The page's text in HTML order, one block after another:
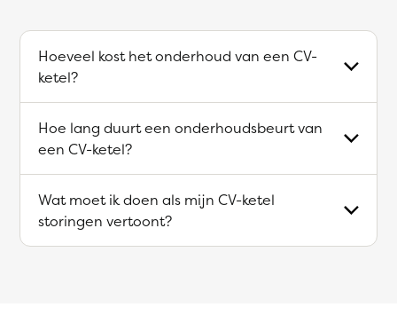
Hoeveel kost het onderhoud van een CV-
ketel?
Hoe lang duurt een onderhoudsbeurt van
een CV-ketel?
Wat moet ik doen als mijn CV-ketel
storingen vertoont?